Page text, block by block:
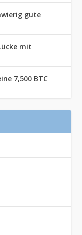
gute
mit
7,500 BTC